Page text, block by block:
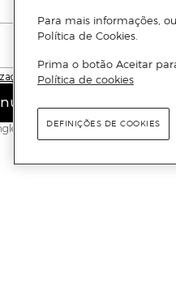
do site
e ao Supermercado El Corte
Para mais informações,
Política de Cookies.
Prima o botão Aceitar
Política de cookies
DEFINIÇÕES DE COOKIES